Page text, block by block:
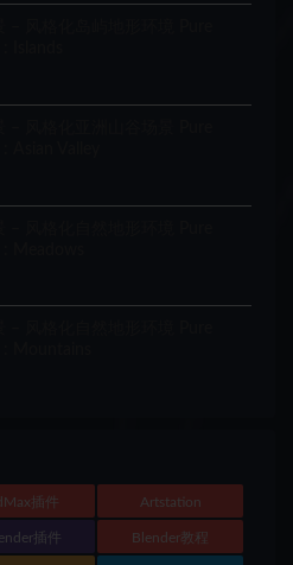
插件 Artstation
插件 Blender教程